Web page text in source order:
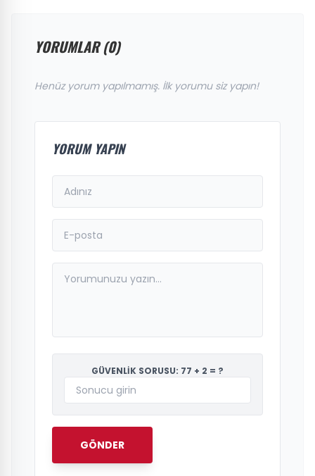
YORUMLAR (0)
Henüz yorum yapılmamış. İlk yorumu siz yapın!
YORUM YAPIN
GÜVENLİK SORUSU: 77 + 2 = ?
GÖNDER